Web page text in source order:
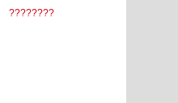
????????